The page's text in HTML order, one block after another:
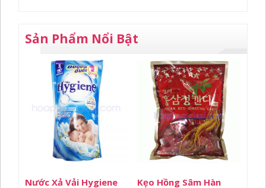
Sản Phẩm Nổi Bật
Nước Xả Vải Hygiene
Kẹo Hồng Sâm Hàn